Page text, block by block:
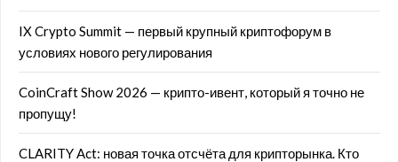
IX Crypto Summit — первый крупный криптофорум в
условиях нового регулирования
CoinCraft Show 2026 — крипто-ивент, который я точно не
пропущу!
CLARITY Act: новая точка отсчёта для крипторынка. Кто